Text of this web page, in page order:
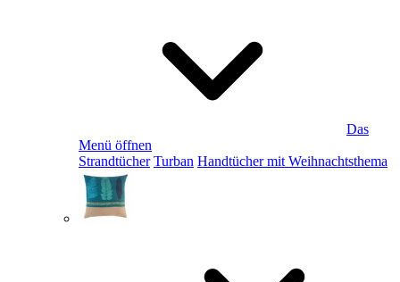
Das
Menü öffnen
Strandtücher Turban Handtücher mit Weihnachtsthema